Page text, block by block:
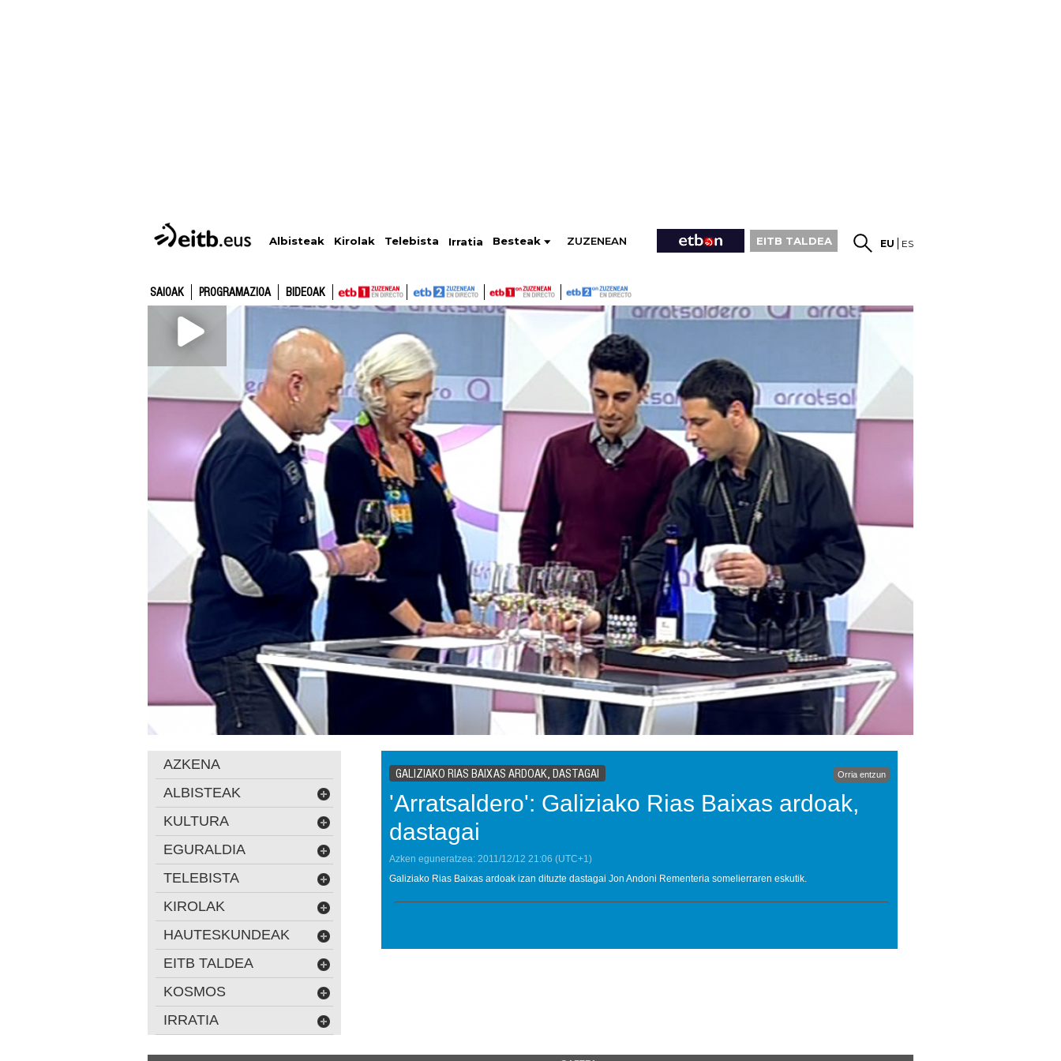
Albisteak Kirolak Telebista Irratia Besteak ZUZENEAN EITB TALDEA EU ES
SAIOAK PROGRAMAZIOA BIDEOAK
GALIZIAKO RIAS BAIXAS ARDOAK, DASTAGAI Orria entzun
'Arratsaldero': Galiziako Rias Baixas ardoak,
dastagai
Azken eguneratzea: 2011/12/12 21:06 (UTC+1)
Galiziako Rias Baixas ardoak izan dituzte dastagai Jon Andoni Rementeria somelierraren eskutik.
AZKENA
ALBISTEAK
KULTURA
EGURALDIA
TELEBISTA
KIROLAK
HAUTESKUNDEAK
EITB TALDEA
KOSMOS
IRRATIA